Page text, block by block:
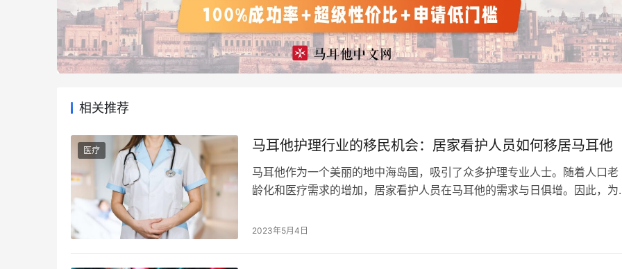
相关推荐
医疗 马耳他护理行业的移民机会：居家看护人员如何移居马耳他
马耳他作为一个美丽的地中海岛国，吸引了众多护理专业人士。随着人口老
龄化和医疗需求的增加，居家看护人员在马耳他的需求与日俱增。因此，为
目来到马耳他发展事业。本文将为您提供一份详尽的居家看护人员移民申请
2023年5月4日